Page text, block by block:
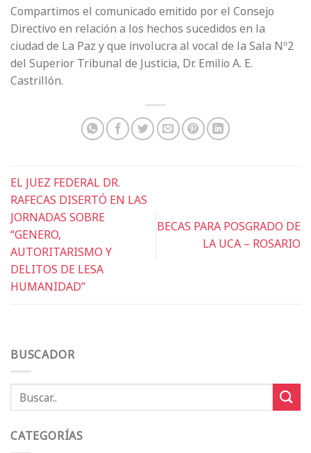
BUSCADOR
CATEGORÍAS
Compartimos el comunicado emitido por el Consejo
Directivo en relación a los hechos sucedidos en la
ciudad de La Paz y que involucra al vocal de la Sala Nº2
del Superior Tribunal de Justicia, Dr. Emilio A. E.
Castrillón.
EL JUEZ FEDERAL DR.
RAFECAS DISERTÓ EN LAS
JORNADAS SOBRE
“GENERO,
AUTORITARISMO Y
DELITOS DE LESA
HUMANIDAD”
BECAS PARA POSGRADO DE
LA UCA – ROSARIO